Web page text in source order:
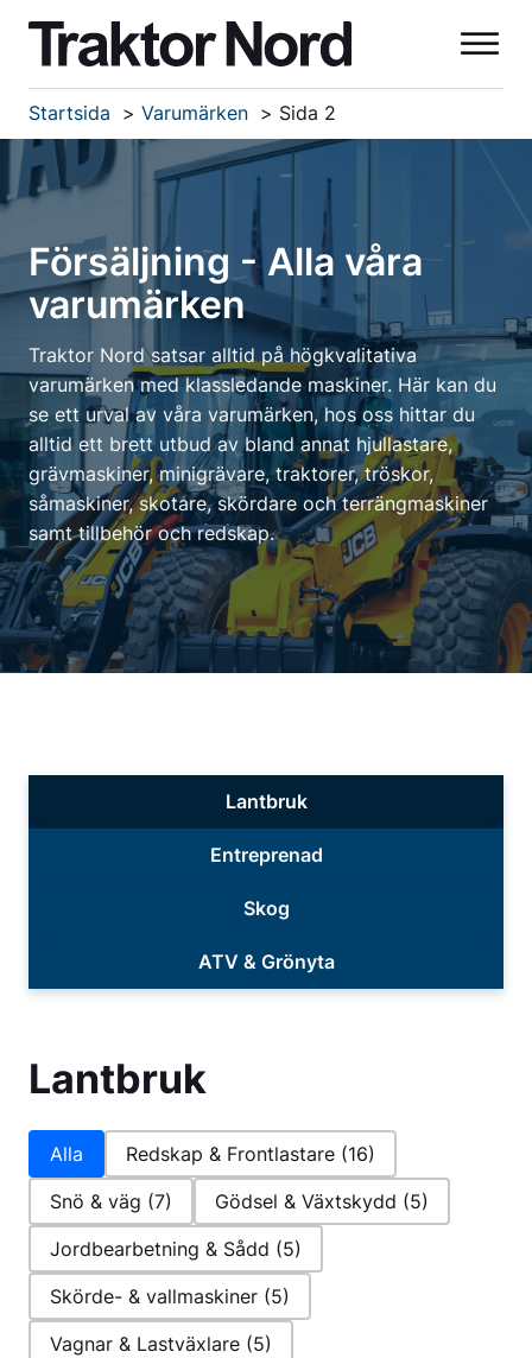
Startsida Varumärken Sida 2
Försäljning - Alla våra
varumärken
Traktor Nord satsar alltid på högkvalitativa
varumärken med klassledande maskiner. Här kan du
se ett urval av våra varumärken, hos oss hittar du
alltid ett brett utbud av bland annat hjullastare,
grävmaskiner, minigrävare, traktorer, tröskor,
såmaskiner, skotare, skördare och terrängmaskiner
samt tillbehör och redskap.
Lantbruk
Entreprenad
Skog
ATV & Grönyta
Lantbruk
Alla Redskap & Frontlastare (16)
Snö & väg (7) Gödsel & Växtskydd (5)
Jordbearbetning & Sådd (5)
Skörde- & vallmaskiner (5)
Vagnar & Lastväxlare (5)